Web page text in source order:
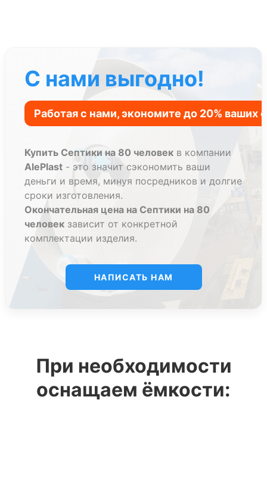
С нами выгодно!
Купить Септики на 80 человек в компании
AlePlast - это значит сэкономить ваши
деньги и время, минуя посредников и долгие
сроки изготовления.
Окончательная цена на Септики на 80
человек зависит от конкретной
комплектации изделия.
НАПИСАТЬ НАМ
При необходимости
оснащаем ёмкости: